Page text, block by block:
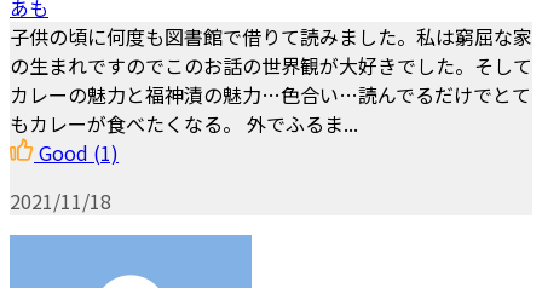
あも
子供の頃に何度も図書館で借りて読みました。私は窮屈な家
の生まれですのでこのお話の世界観が大好きでした。そして
カレーの魅力と福神漬の魅力…色合い…読んでるだけでとて
もカレーが食べたくなる。 外でふるま...
Good (1)
2021/11/18